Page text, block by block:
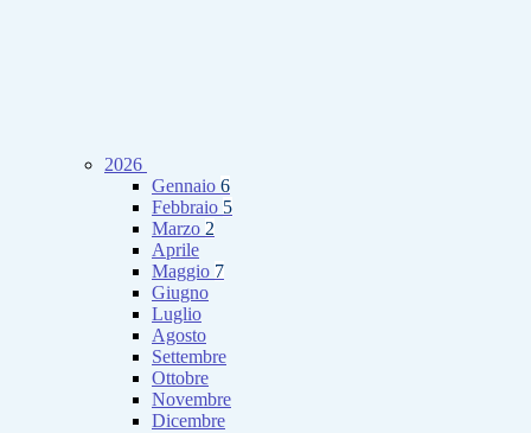
2026
Gennaio 6
Febbraio 5
Marzo 2
Aprile
Maggio 7
Giugno
Luglio
Agosto
Settembre
Ottobre
Novembre
Dicembre